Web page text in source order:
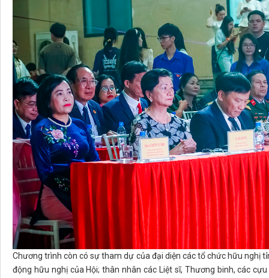
Chương trình còn có sự tham dự của đại diện các tổ chức hữu nghị
động hữu nghị của Hội; thân nhân các Liệt sĩ, Thương binh, các